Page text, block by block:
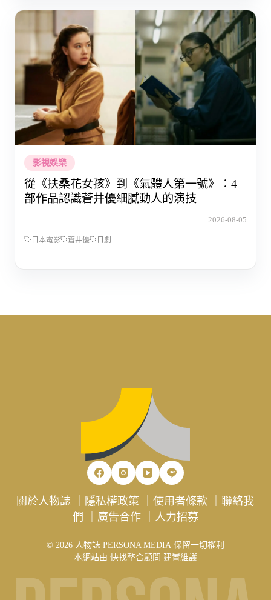
影視娛樂
從《扶桑花女孩》到《氣體人第一號》：4
部作品認識蒼井優細膩動人的演技
2026-08-05
日本電影 蒼井優 日劇
關於人物誌 隱私權政策 ｜使用者條款 ｜聯絡我
們
廣告合作｜ 人力招募
© 2026 人物誌 PERSONA MEDIA 保留一切權利
本網站由 快找整合顧問 建置維護